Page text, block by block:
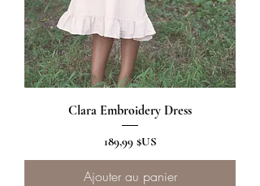
Clara Embroidery Dress
Prix
189,99 $US
Ajouter au panier